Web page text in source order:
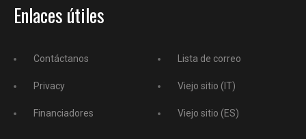
Enlaces útiles
Contáctanos
Privacy
Financiadores
Lista de correo
Viejo sitio (IT)
Viejo sitio (ES)